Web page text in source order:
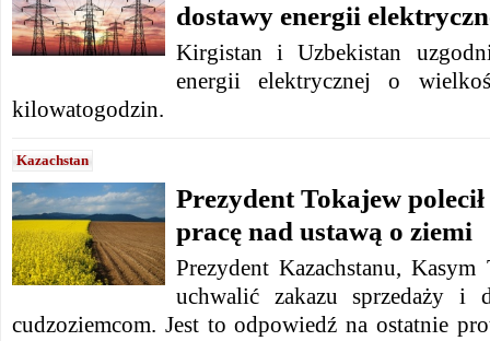
dostawy energii
Kirgistan i Uzbekistan
energii elektrycznej o
kilowatogodzin.
Kazachstan
Prezydent Tokajew
pracę nad ustawą o ziemi
Prezydent Kazachstanu,
uchwalić zakazu sprzedaży i
cudzoziemcom. Jest to odpowiedź na ostatnie